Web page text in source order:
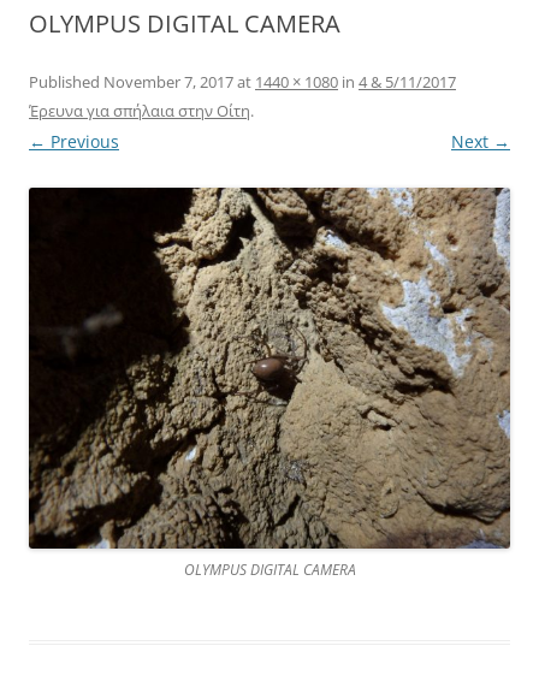
OLYMPUS DIGITAL CAMERA
Published November 7, 2017at 1440 × 1080 in 4 & 5/11/2017
Έρευνα για σπήλαια στην Οίτη.
← Previous Next →
OLYMPUS DIGITAL CAMERA